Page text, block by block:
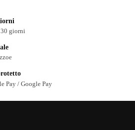
30 giorni
Pay / Google Pay